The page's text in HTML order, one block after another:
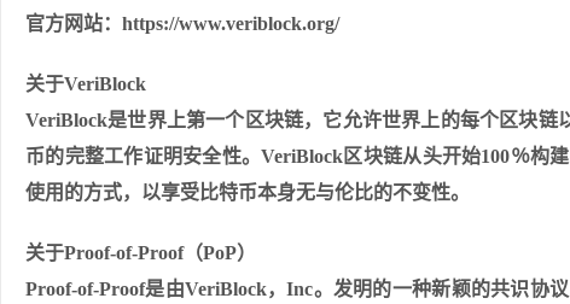
官方网站：https://www.veriblock.org/
关于VeriBlock
VeriBlock是世界上第一个区块链，它允许世界上的每个区块
币的完整工作证明安全性。VeriBlock区块链从头开始100％构
使用的方式，以享受比特币本身无与伦比的不变性。
关于Proof-of-Proof（PoP）
Proof-of-Proof是由VeriBlock，Inc。发明的一种新颖的共识协